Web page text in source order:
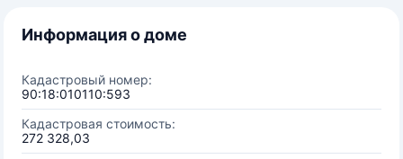
Информация о доме
Кадастровый номер:
90:18:010110:593
Кадастровая стоимость:
272 328,03